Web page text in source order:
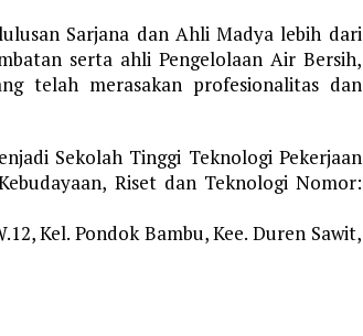
Sarjana dan Ahli Madya lebih dari
serta ahli Pengelolaan Air Bersih,
telah merasakan profesionalitas dan
Sekolah Tinggi Teknologi Pekerjaan
Riset dan Teknologi Nomor:
Kel. Pondok Bambu, Kee. Duren Sawit,